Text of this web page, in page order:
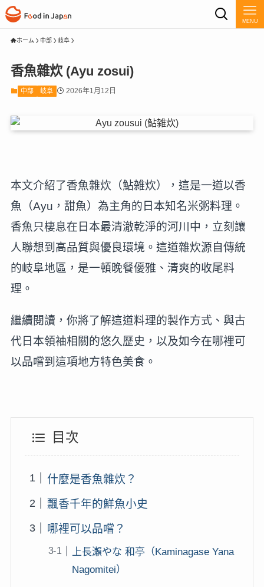
MENU
ホーム 中部 岐阜
香魚雜炊 (Ayu zosui)
中部 岐阜 2026年1月12日
本文介紹了香魚雜炊（鮎雑炊），這是一道以香
魚（Ayu，甜魚）為主角的日本知名米粥料理。
香魚只棲息在日本最清澈乾淨的河川中，立刻讓
人聯想到高品質與優良環境。這道雜炊源自傳統
的岐阜地區，是一頓晚餐優雅、清爽的收尾料
理。
繼續閱讀，你將了解這道料理的製作方式、與古
代日本領袖相關的悠久歷史，以及如今在哪裡可
以品嚐到這項地方特色美食。
目次
什麼是香魚雜炊？
飄香千年的鮮魚小史
哪裡可以品嚐？
上長瀨やな 和亭（Kaminagase Yana
Nagomitei）